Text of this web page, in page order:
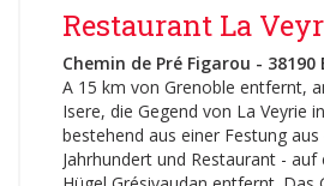
Restaurant La
Chemin de Pré Figarou - 38190
A 15 km von Grenoble entfernt,
Isere, die Gegend von La Veyrie
bestehend aus einer Festung
Jahrhundert und Restaurant -